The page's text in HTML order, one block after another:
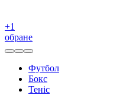
+1
обране
Футбол
Бокс
Теніс